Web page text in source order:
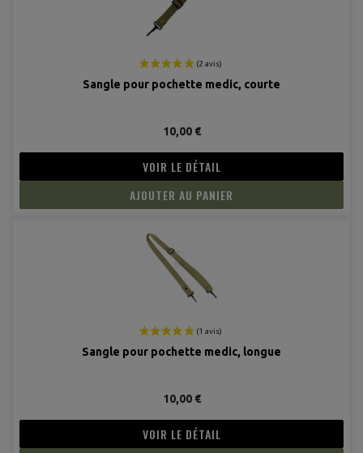
Sangle pour pochette medic, courte
10,00 €
VOIR LE DÉTAIL
AJOUTER AU PANIER
Sangle pour pochette medic, longue
10,00 €
VOIR LE DÉTAIL